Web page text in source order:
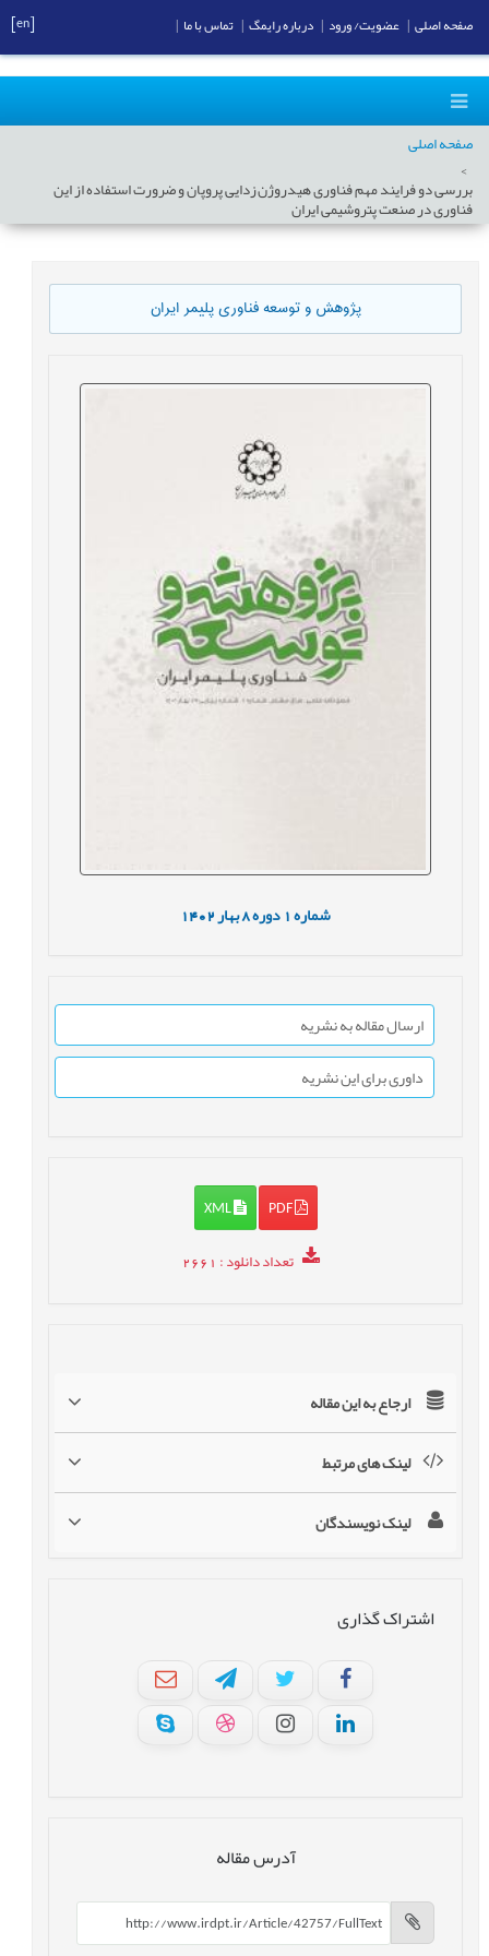
صفحه اصلی
بررسی دو فرایند مهم فناوری هیدروژن زدایی پروپان و ضرورت استفاده از این
فناوری در صنعت پتروشیمی ایران
پژوهش و توسعه فناوری پلیمر ایران
شماره1 دوره8 بهار1402
ارسال مقاله به نشریه
داوری برای این نشریه
PDF
XML
تعداد دانلود: 2661
ارجاع به این مقاله
لینک های مرتبط
لینک نویسندگان
اشتراک گذاری
آدرس مقاله
صفحه اصلی عضویت/ ورود درباره رایمگ تماس با ما